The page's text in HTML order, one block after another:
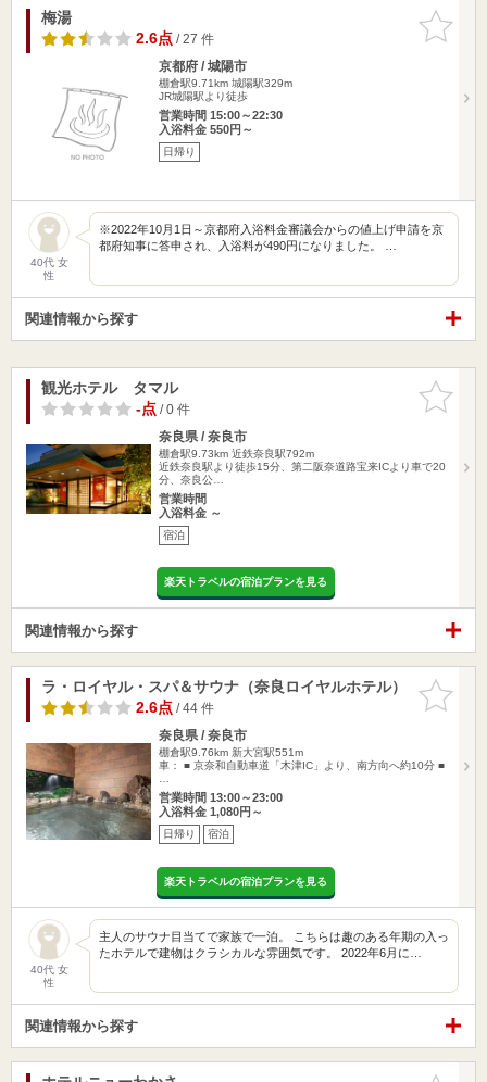
お気に入
りに追加
梅湯
2.6点/ 27 件
京都府 / 城陽市
棚倉駅9.71km 城陽駅329m
JR城陽駅より徒歩
営業時間 15:00～22:30
入浴料金 550円～
日帰り
40代 女
性
※2022年10月1日～京都府入浴料金審議会からの値上げ申請を京
都府知事に答申され、入浴料が490円になりました。 …
関連情報から探す
お気に入
りに追加
観光ホテル タマル
-点/ 0 件
奈良県 / 奈良市
棚倉駅9.73km 近鉄奈良駅792m
近鉄奈良駅より徒歩15分、第二阪奈道路宝来ICより車で20
分、奈良公…
営業時間
入浴料金 ～
宿泊
楽天トラベルの宿泊プランを見る
関連情報から探す
お気に入
りに追加
ラ・ロイヤル・スパ＆サウナ（奈良ロイヤルホテル）
2.6点/ 44 件
奈良県 / 奈良市
棚倉駅9.76km 新大宮駅551m
車： ■ 京奈和自動車道「木津IC」より、南方向へ約10分 ■
営業時間 13:00～23:00
入浴料金 1,080円～
日帰り 宿泊
楽天トラベルの宿泊プランを見る
40代 女
性
主人のサウナ目当てで家族で一泊。 こちらは趣のある年期の入っ
たホテルで建物はクラシカルな雰囲気です。 2022年6月に…
関連情報から探す